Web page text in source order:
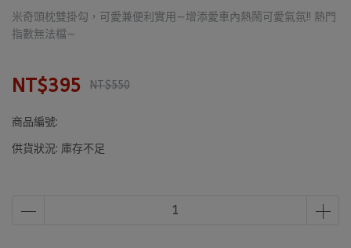
米奇頭枕雙掛勾，可愛兼便利實用∼增添愛車內熱鬧可愛氣氛!! 熱門
指數無法檔∼
NT$395 NT$550
商品編號:
供貨狀況: 庫存不足